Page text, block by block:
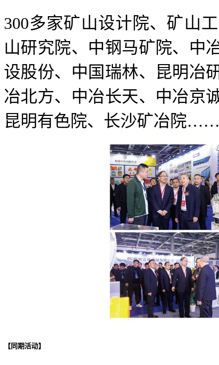
300多家矿山设计院、矿山
山研究院、中钢马矿院、中
设股份、中国瑞林、昆明冶
冶北方、中冶长天、中冶京
昆明有色院、长沙矿冶院
【 同期活动】